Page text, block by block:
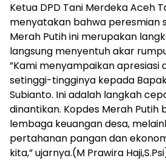
​Ketua DPD Tani Merdeka Aceh
menyatakan bahwa peresmian
Merah Putih ini merupakan
langsung menyentuh akar
​”Kami menyampaikan apresiasi
setinggi-tingginya kepada
Subianto. Ini adalah langkah
dinantikan. Kopdes Merah Putih
lembaga keuangan desa,
pertahanan pangan dan
kita,” ujarnya.(M Prawira